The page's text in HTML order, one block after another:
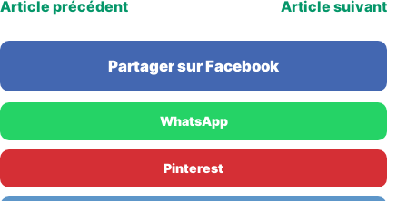
Article précédent Article suivant
Partager sur Facebook
WhatsApp
Pinterest